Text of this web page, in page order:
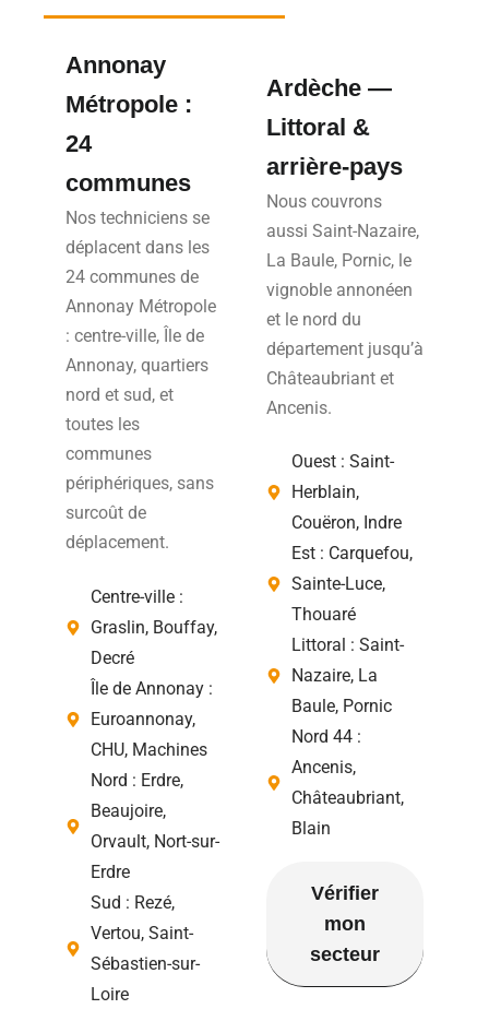
Annonay
Métropole :
24
communes
Nos techniciens se
déplacent dans les
24 communes de
Annonay Métropole
: centre-ville, Île de
Annonay, quartiers
nord et sud, et
toutes les
communes
périphériques, sans
surcoût de
déplacement.
Centre-ville :
Graslin, Bouffay,
Decré
Île de Annonay :
Euroannonay,
CHU, Machines
Nord : Erdre,
Beaujoire,
Orvault, Nort-sur-
Erdre
Sud : Rezé,
Vertou, Saint-
Sébastien-sur-
Loire
Ardèche —
Littoral &
arrière-pays
Nous couvrons
aussi Saint-Nazaire,
La Baule, Pornic, le
vignoble annonéen
et le nord du
département jusqu’à
Châteaubriant et
Ancenis.
Ouest : Saint-
Herblain,
Couëron, Indre
Est : Carquefou,
Sainte-Luce,
Thouaré
Littoral : Saint-
Nazaire, La
Baule, Pornic
Nord 44 :
Ancenis,
Châteaubriant,
Blain
Vérifier
mon
secteur